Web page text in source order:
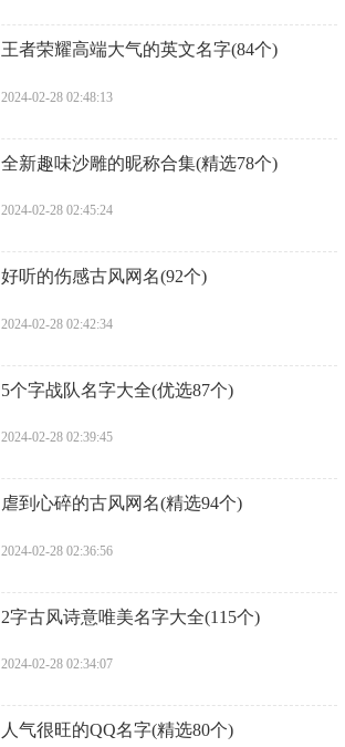
​王者荣耀高端大气的英文名字(84个)
2024-02-28 02:48:13
​全新趣味沙雕的昵称合集(精选78个)
2024-02-28 02:45:24
​好听的伤感古风网名(92个)
2024-02-28 02:42:34
​5个字战队名字大全(优选87个)
2024-02-28 02:39:45
​虐到心碎的古风网名(精选94个)
2024-02-28 02:36:56
​2字古风诗意唯美名字大全(115个)
2024-02-28 02:34:07
​人气很旺的QQ名字(精选80个)